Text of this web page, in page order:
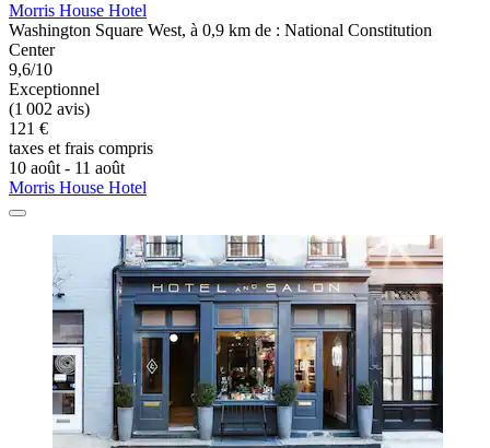
Morris House Hotel
Washington Square West, à 0,9 km de : National Constitution
Center
9,6/10
Exceptionnel
(1 002 avis)
121 €
taxes et frais compris
10 août - 11 août
Morris House Hotel